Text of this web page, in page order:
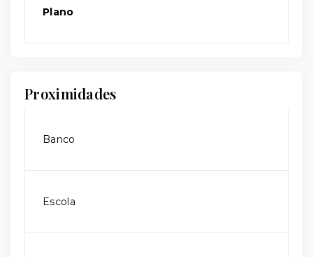
Plano
Proximidades
Banco
Escola